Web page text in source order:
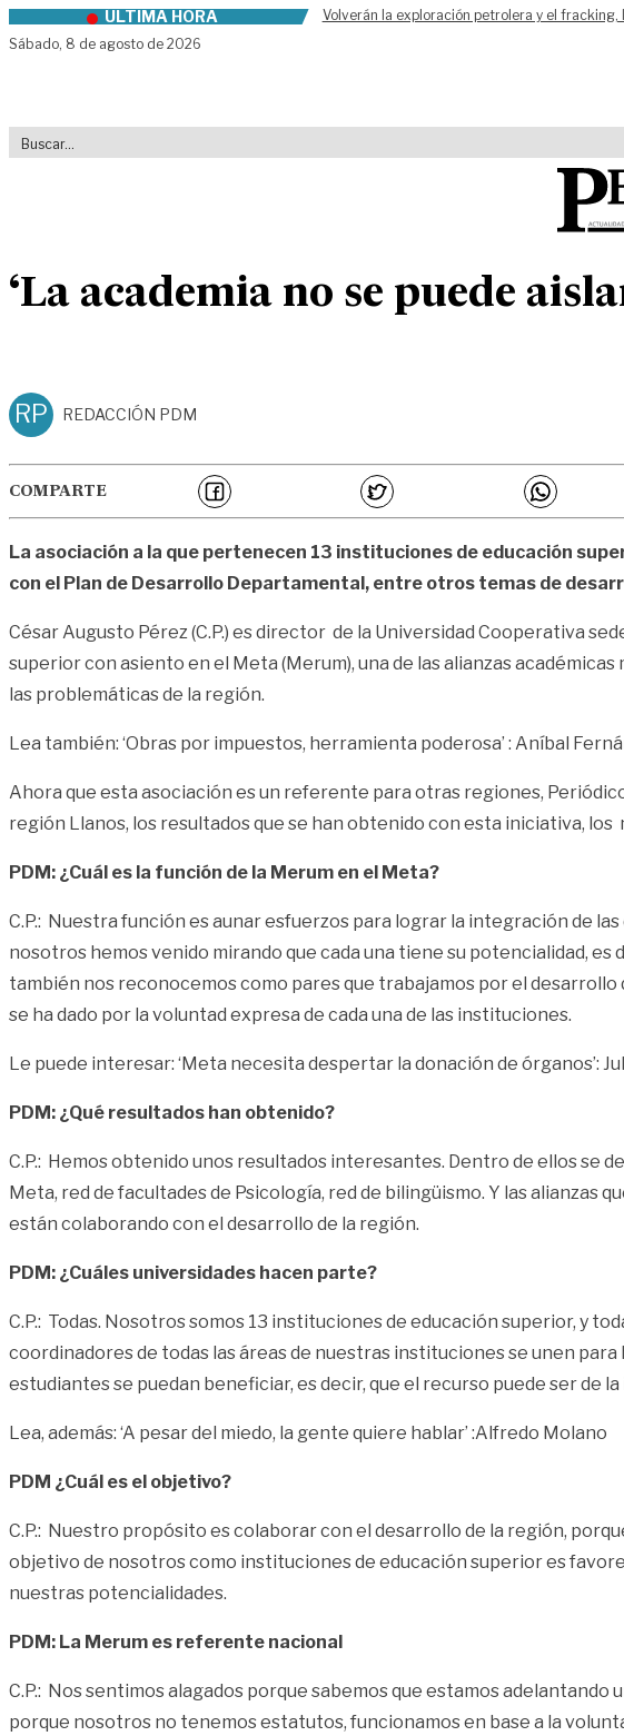
Skip to contentÚLTIMA HORA
Volverán la exploración petrolera y el
Sábado, 8 de agosto de 2026
‘La academia no se puede
RP REDACCIÓN PDM
COMPARTE
La asociación a la que pertenecen 13 instituciones de educación
con el Plan de Desarrollo Departamental, entre otros temas de
César Augusto Pérez (C.P.) es director de la Universidad Cooperativa
superior con asiento en el Meta (Merum), una de las alianzas
las problemáticas de la región.
Lea también: ‘Obras por impuestos, herramienta poderosa’ : Aníbal
Ahora que esta asociación es un referente para otras regiones,
región Llanos, los resultados que se han obtenido con esta iniciativa,
PDM: ¿Cuál es la función de la Merum en el Meta?
C.P.: Nuestra función es aunar esfuerzos para lograr la integración de
nosotros hemos venido mirando que cada una tiene su potencialidad,
también nos reconocemos como pares que trabajamos por el
se ha dado por la voluntad expresa de cada una de las instituciones.
Le puede interesar: ‘Meta necesita despertar la donación de órganos’:
PDM: ¿Qué resultados han obtenido?
C.P.: Hemos obtenido unos resultados interesantes. Dentro de ellos se
Meta, red de facultades de Psicología, red de bilingüismo. Y las
están colaborando con el desarrollo de la región.
PDM: ¿Cuáles universidades hacen parte?
C.P.: Todas. Nosotros somos 13 instituciones de educación superior, y
coordinadores de todas las áreas de nuestras instituciones se unen
estudiantes se puedan beneficiar, es decir, que el recurso puede ser de
Lea, además: ‘A pesar del miedo, la gente quiere hablar’ :Alfredo Molano
PDM ¿Cuál es el objetivo?
C.P.: Nuestro propósito es colaborar con el desarrollo de la región,
objetivo de nosotros como instituciones de educación superior es
nuestras potencialidades.
PDM: La Merum es referente nacional
C.P.: Nos sentimos alagados porque sabemos que estamos
porque nosotros no tenemos estatutos, funcionamos en base a la